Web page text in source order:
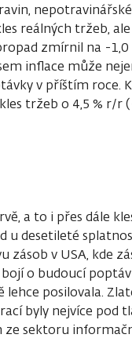
nepotravinářské
reálných tržeb, ale
zmírnil na -
inflace může
v příštím roce.
tržeb o 4,5 % r/r
a to i přes dále
u desetileté
zásob v USA, kde
o budoucí
posilovala.
byly nejvíce pod
ze sektoru